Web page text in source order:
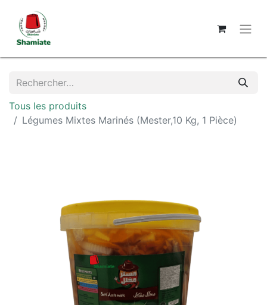
Tous les produits
Légumes Mixtes Marinés (Mester,10 Kg, 1 Pièce)